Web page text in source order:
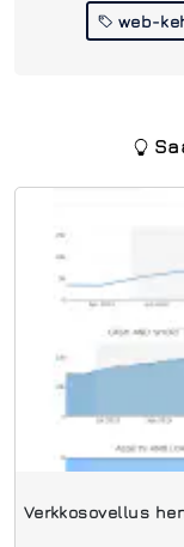
web-
Verkkosovellus